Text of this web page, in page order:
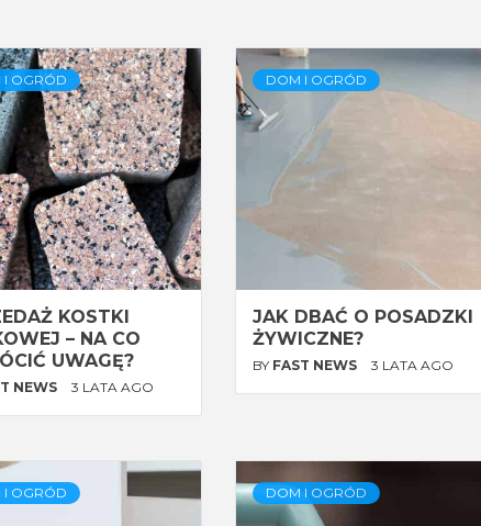
I OGRÓD
KOSTKI
– NA CO
UWAGĘ?
NEWS 3 LATA AGO
DOM I OGRÓD
JAK DBAĆ O POSADZKI
ŻYWICZNE?
BY FAST NEWS 3 LATA AGO
I OGRÓD DOM I OGRÓD